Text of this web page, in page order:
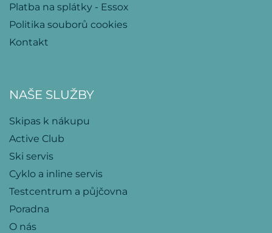
Platba na splátky - Essox
Politika souborů cookies
Kontakt
NAŠE SLUŽBY
Skipas k nákupu
Active Club
Ski servis
Cyklo a inline servis
Testcentrum a půjčovna
Poradna
O nás